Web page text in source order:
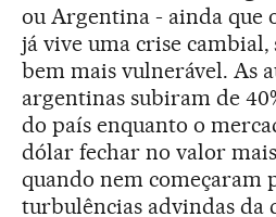
ou Argentina - ainda que
já vive uma crise cambial,
bem mais vulnerável. As
argentinas subiram de
do país enquanto o
dólar fechar no valor
quando nem começaram
turbulências advindas da